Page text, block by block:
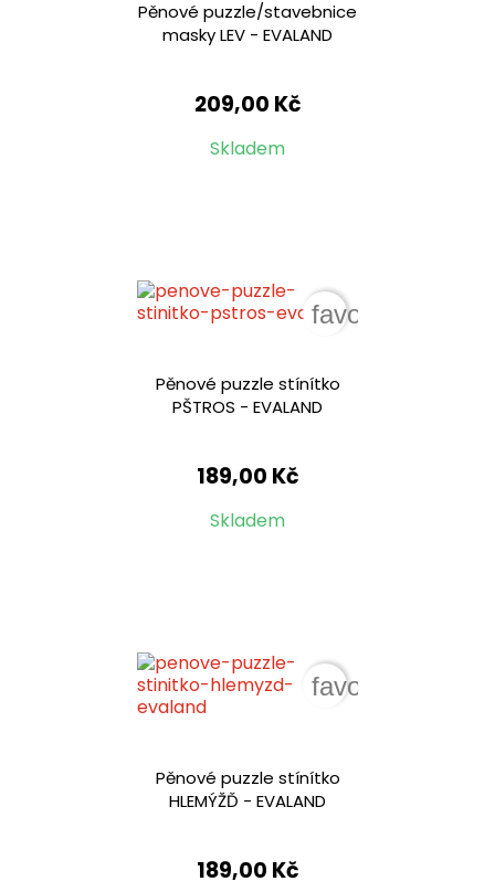
Pěnové puzzle/stavebnice
masky LEV - EVALAND
209,00 Kč
Skladem
Pěnové puzzle stínítko
PŠTROS - EVALAND
189,00 Kč
Skladem
favorite_border
Pěnové puzzle stínítko
HLEMÝŽĎ - EVALAND
189,00 Kč
favorite_border